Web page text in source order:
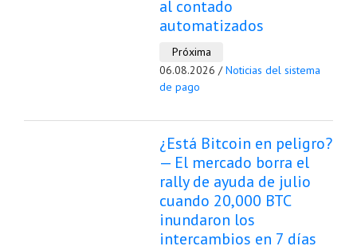
al contado
automatizados
Próxima
06.08.2026 /Noticias del sistema
de pago
¿Está Bitcoin en peligro?
— El mercado borra el
rally de ayuda de julio
cuando 20,000 BTC
inundaron los
intercambios en 7 días